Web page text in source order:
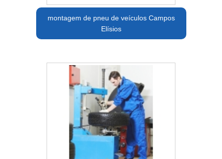
montagem de pneu de veículos Campos
Elísios